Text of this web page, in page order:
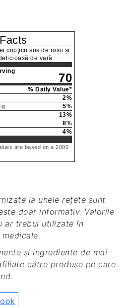
copţicu sos de roșii și
de vară
70
% Daily Value*
2%
g 5%
13%
8%
4%
are based on a 2000
doar informativ. Valorile
ar trebui utilizate în
către produse pe care